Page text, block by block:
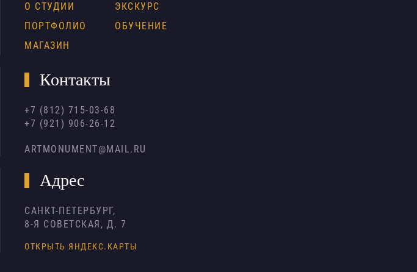
О СТУДИИ
ПОРТФОЛИО
МАГАЗИН
ЭКСКУРС
ОБУЧЕНИЕ
Контакты
+7 (812) 715-03-68
+7 (921) 906-26-12
ARTMONUMENT@MAIL.RU
Адрес
САНКТ-ПЕТЕРБУРГ,
8-Я СОВЕТСКАЯ, Д. 7
ОТКРЫТЬ ЯНДЕКС.КАРТЫ